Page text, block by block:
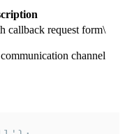
callback request form\
channel